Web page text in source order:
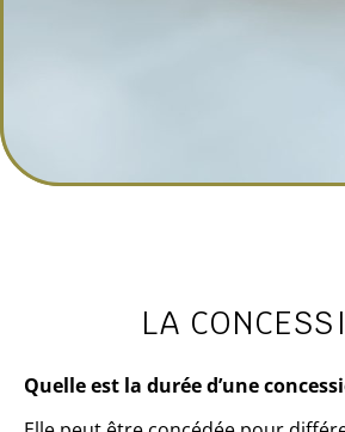
LA
Quelle est la durée d’une